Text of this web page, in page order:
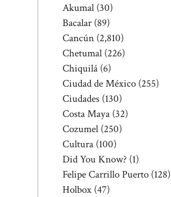
Akumal (30)
Bacalar (89)
Cancún (2,810)
Chetumal (226)
Chiquilá (6)
Ciudad de México (255)
Ciudades (130)
Costa Maya (32)
Cozumel (250)
Cultura (100)
Did You Know? (1)
Felipe Carrillo Puerto (128)
Holbox (47)